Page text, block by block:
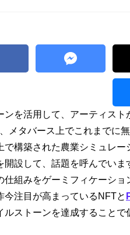
ンを活用して、アーティス
、メタバース上でこれまでに
で構築された農業シミュレー
開設して、話題を呼んでい
仕組みをゲーミフィケーシ
今注目が高まっているNFTと
ルストーンを達成することで